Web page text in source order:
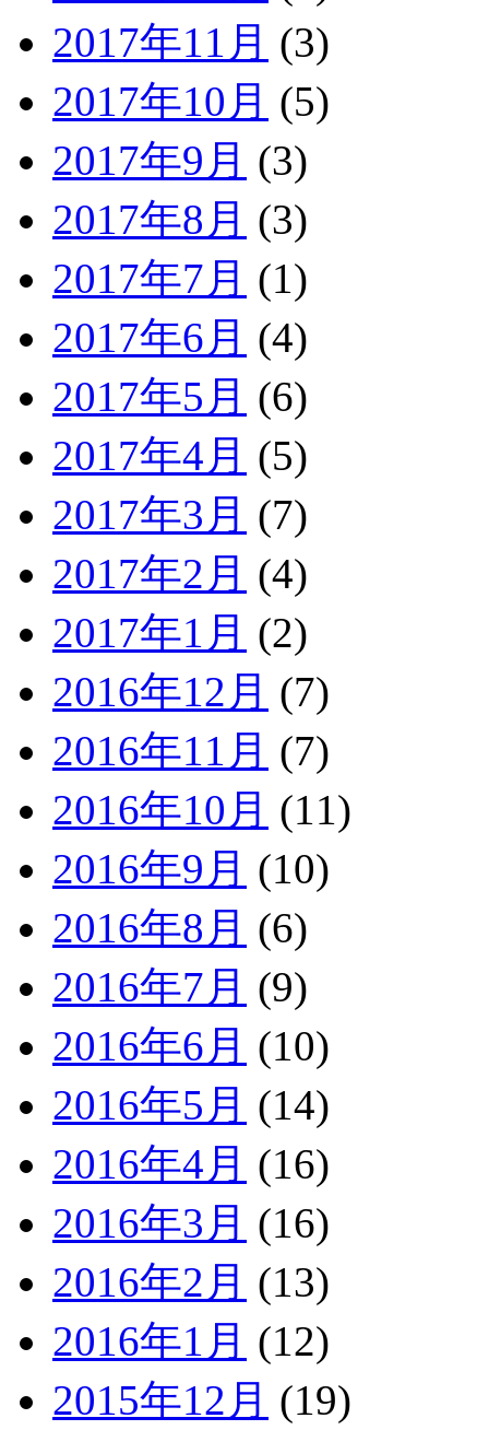
2017年11月 (3)
2017年10月 (5)
2017年9月 (3)
2017年8月 (3)
2017年7月 (1)
2017年6月 (4)
2017年5月 (6)
2017年4月 (5)
2017年3月 (7)
2017年2月 (4)
2017年1月 (2)
2016年12月 (7)
2016年11月 (7)
2016年10月 (11)
2016年9月 (10)
2016年8月 (6)
2016年7月 (9)
2016年6月 (10)
2016年5月 (14)
2016年4月 (16)
2016年3月 (16)
2016年2月 (13)
2016年1月 (12)
2015年12月 (19)